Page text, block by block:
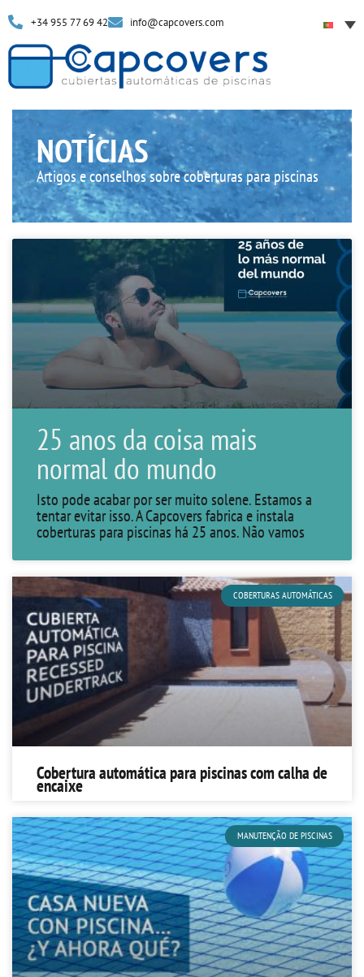
+34 955 77 69 42 info@capcovers.com
NOTÍCIAS
Artigos e conselhos sobre coberturas para piscinas
25 anos da coisa mais
normal do mundo
Isto pode acabar por ser muito solene. Estamos a
tentar evitar isso. A Capcovers fabrica e instala
coberturas para piscinas há 25 anos. Não vamos
COBERTURAS AUTOMÁTICAS
Cobertura automática para piscinas com calha de
encaixe
MANUTENÇÃO DE PISCINAS